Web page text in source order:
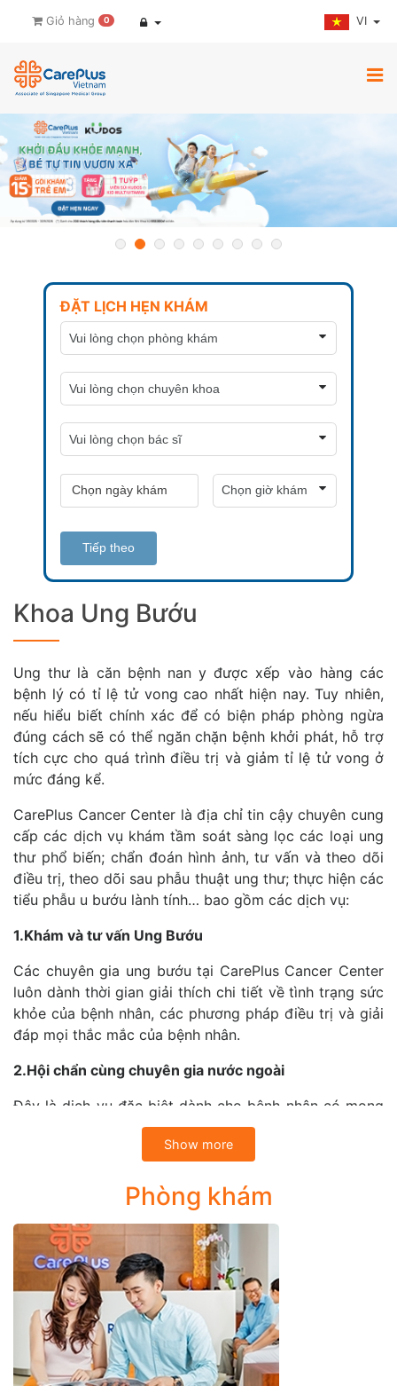
Giỏ hàng 0 VI
ĐẶT LỊCH HẸN KHÁM
Tiếp theo
Khoa Ung Bướu
Ung thư là căn bệnh nan y được xếp vào hàng các
bệnh lý có tỉ lệ tử vong cao nhất hiện nay. Tuy nhiên,
nếu hiểu biết chính xác để có biện pháp phòng ngừa
đúng cách sẽ có thể ngăn chặn bệnh khởi phát, hỗ trợ
tích cực cho quá trình điều trị và giảm tỉ lệ tử vong ở
mức đáng kể.
CarePlus Cancer Center là địa chỉ tin cậy chuyên cung
cấp các dịch vụ khám tầm soát sàng lọc các loại ung
thư phổ biến; chẩn đoán hình ảnh, tư vấn và theo dõi
điều trị, theo dõi sau phẫu thuật ung thư; thực hiện các
tiểu phẫu u bướu lành tính… bao gồm các dịch vụ:
1.Khám và tư vấn Ung Bướu
Các chuyên gia ung bướu tại CarePlus Cancer Center
luôn dành thời gian giải thích chi tiết về tình trạng sức
khỏe của bệnh nhân, các phương pháp điều trị và giải
đáp mọi thắc mắc của bệnh nhân.
2.Hội chẩn cùng chuyên gia nước ngoài
Đây là dịch vụ đặc biệt dành cho bệnh nhân có mong
muốn tham khảo thêm ý kiến về chẩn đoán, kế hoạch
điều trị hoặc tiên lượng bệnh với đội ngũ chuyên gia
tâm Điều trị Ung thư Singapore thông qua hệ thống tư
CarePlus Cancer Center còn cung cấp dịch vụ hỗ trợ
chuyển bệnh điều trị tại Singapore với những thủ tục
đơn giản và nhanh chóng cùng chi phí hợp lý phù hợp
với mọi khả năng tài chính.
3.Khám sàng lọc, tầm soát sớm nguy cơ Ung thư
Show more
Phòng khám